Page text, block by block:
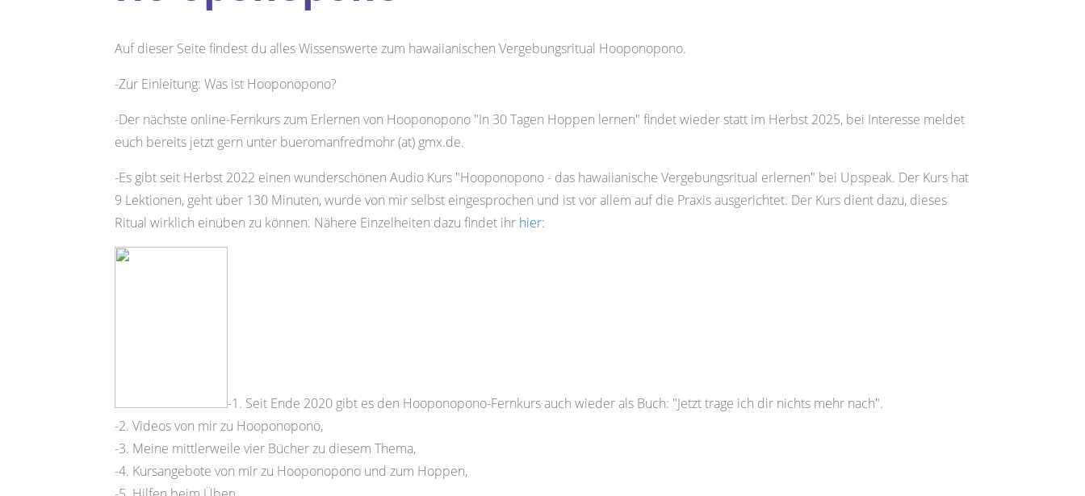
Auf dieser Seite findest du alles Wissenswerte zum hawaiianischen Vergebungsritual Hooponopono.
-Zur Einleitung: Was ist Hooponopono?
-Der nächste online-Fernkurs zum Erlernen von Hooponopono "In 30 Tagen Hoppen lernen" findet wieder statt im Herbst 2025, bei Interesse meldet
euch bereits jetzt gern unter bueromanfredmohr (at) gmx.de.
-Es gibt seit Herbst 2022 einen wunderschönen Audio Kurs "Hooponopono - das hawaiianische Vergebungsritual erlernen" bei Upspeak. Der Kurs hat
9 Lektionen, geht über 130 Minuten, wurde von mir selbst eingesprochen und ist vor allem auf die Praxis ausgerichtet. Der Kurs dient dazu, dieses
Ritual wirklich einüben zu können. Nähere Einzelheiten dazu findet ihr hier:
-1. Seit Ende 2020 gibt es den Hooponopono-Fernkurs auch wieder als Buch: "Jetzt trage ich dir nichts mehr nach".
-2. Videos von mir zu Hooponopono,
-3. Meine mittlerweile vier Bücher zu diesem Thema,
-4. Kursangebote von mir zu Hooponopono und zum Hoppen,